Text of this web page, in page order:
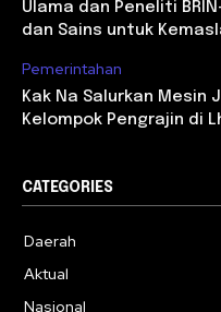
Ulama dan Peneliti
dan Sains untuk
Pemerintahan
Kak Na Salurkan Mesin
Kelompok Pengrajin di
CATEGORIES
Daerah
Aktual
Nasional